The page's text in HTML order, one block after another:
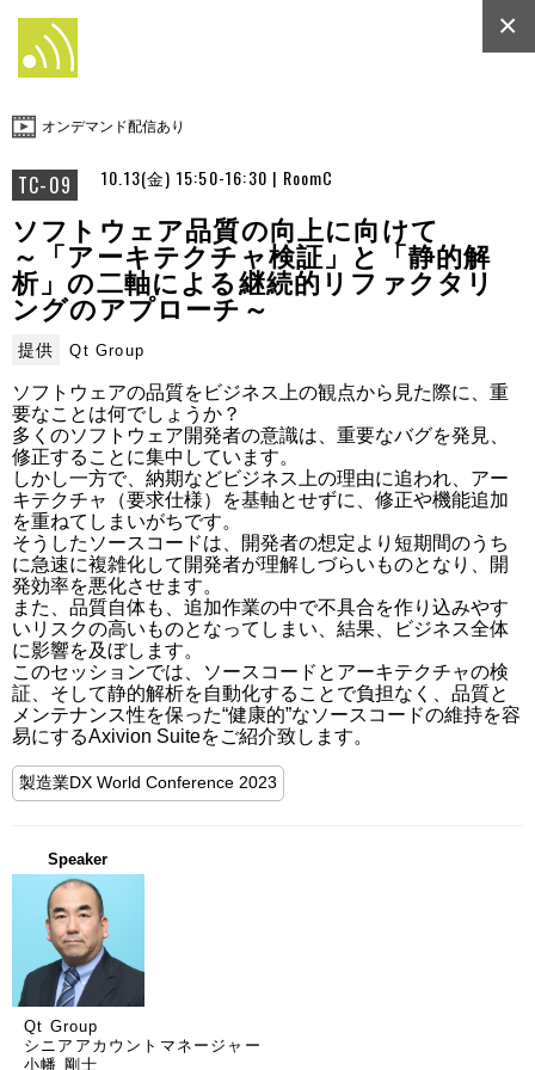
オンデマンド配信あり
TC-09 10.13(金) 15:50-16:30 | RoomC
×
ソフトウェア品質の向上に向けて
～「アーキテクチャ検証」と「静的解
析」の二軸による継続的リファクタリ
ングのアプローチ～
提供 Qt Group
ソフトウェアの品質をビジネス上の観点から見た際に、重
要なことは何でしょうか？
多くのソフトウェア開発者の意識は、重要なバグを発見、
修正することに集中しています。
しかし一方で、納期などビジネス上の理由に追われ、アー
キテクチャ（要求仕様）を基軸とせずに、修正や機能追加
を重ねてしまいがちです。
そうしたソースコードは、開発者の想定より短期間のうち
に急速に複雑化して開発者が理解しづらいものとなり、開
発効率を悪化させます。
また、品質自体も、追加作業の中で不具合を作り込みやす
いリスクの高いものとなってしまい、結果、ビジネス全体
に影響を及ぼします。
このセッションでは、ソースコードとアーキテクチャの検
証、そして静的解析を自動化することで負担なく、品質と
メンテナンス性を保った“健康的”なソースコードの維持を容
易にするAxivion Suiteをご紹介致します。
製造業DX World Conference 2023
Speaker
Qt Group
シニアアカウントマネージャー
小幡 剛士